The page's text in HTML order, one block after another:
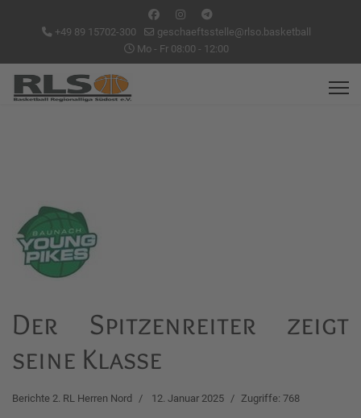
+49 89 15702-300
geschaeftsstelle@rlso.basketball
Mo - Fr 08:00 - 12:00
Der Spitzenreiter zeigt
seine Klasse
Berichte 2. RL Herren Nord 12. Januar 2025 Zugriffe: 768